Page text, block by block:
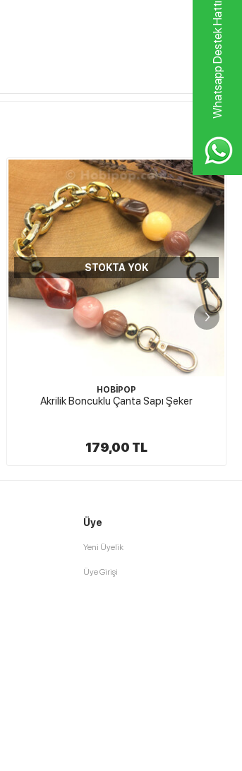
Whatsapp Destek Hattı
STOKTA YOK
Akrilik Zincir Çanta Askısı Siyah
95,00 TL
Üye
Yeni Üyelik
Üye Girişi